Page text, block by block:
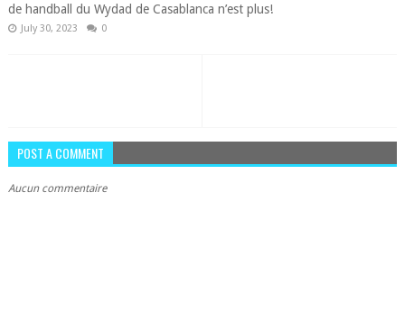
de handball du Wydad de Casablanca n’est plus!
July 30, 2023 0
POST A COMMENT
Aucun commentaire